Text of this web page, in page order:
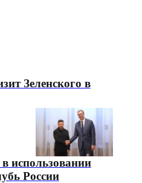
Зеленского в
использовании
России